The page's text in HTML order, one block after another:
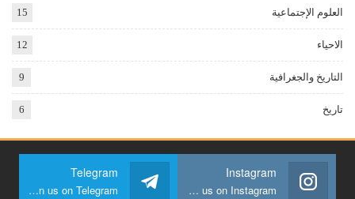
العلوم الإجتماعية 15
الاحياء 12
التاريخ والجغرافية 9
تاريخ 6
Instagram
Join us on Instagram
Telegram
Join us on Telegram